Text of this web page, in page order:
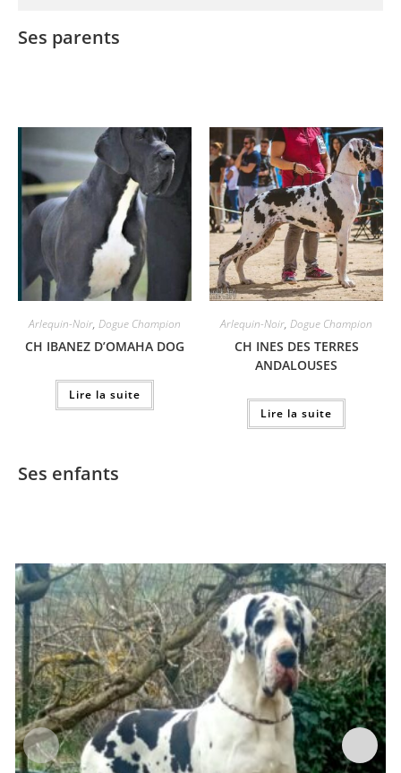
Ses parents
Arlequin-Noir, Dogue Champion
CH IBANEZ D’OMAHA DOG
Lire la suite
Arlequin-Noir, Dogue Champion
CH INES DES TERRES
ANDALOUSES
Lire la suite
Ses enfants